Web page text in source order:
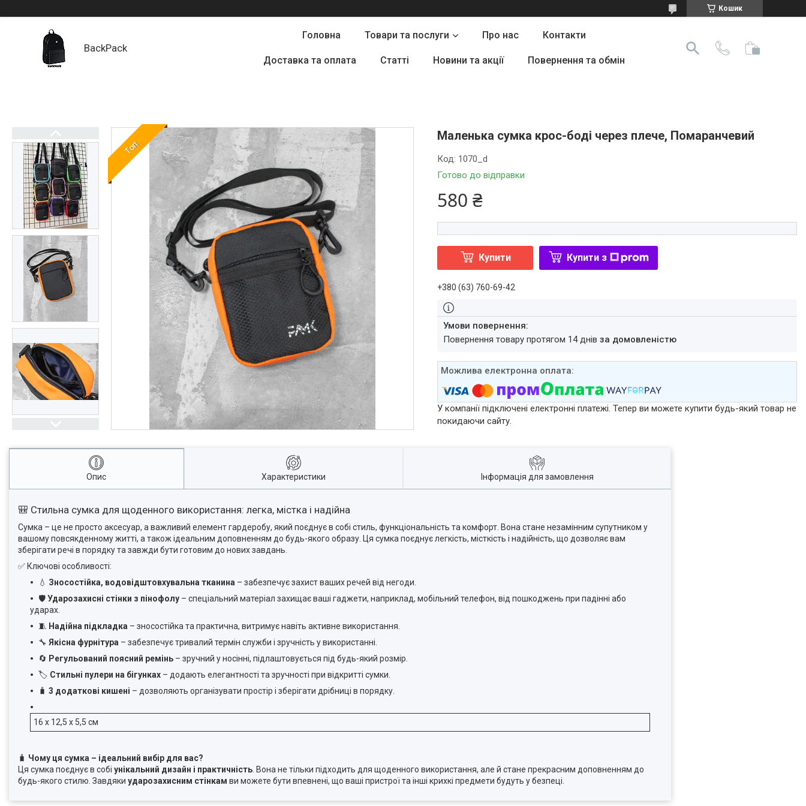
Кошик
BackPack
Головна Товари та послуги Про нас Контакти
Доставка та оплата Статті Новини та акції Повернення та обмін
Топ
Маленька сумка крос-боді через плече, Помаранчевий
Готово до відправки
Код: 1070_d
580 ₴
Купити Купити з
+380 (63) 760-69-42
повернення товару протягом 14 днівза домовленістю
У компанії підключені електронні платежі. Тепер ви можете купити будь-який товар не
покидаючи сайту.
Опис Характеристики Інформація для замовлення
🎒 Стильна сумка для щоденного використання: легка, містка і надійна
Сумка – це не просто аксесуар, а важливий елемент гардеробу, який поєднує в собі стиль, функціональність та комфорт. Вона стане незамінним супутником у
вашому повсякденному житті, а також ідеальним доповненням до будь-якого образу. Ця сумка поєднує легкість, місткість і надійність, що дозволяє вам
зберігати речі в порядку та завжди бути готовим до нових завдань.
✅ Ключові особливості:
💧 Зносостійка, водовідштовхувальна тканина – забезпечує захист ваших речей від негоди.
🛡️Ударозахисні стінки з пінофолу – спеціальний матеріал захищає ваші гаджети, наприклад, мобільний телефон, від пошкоджень при падінні або
ударах.
🧵 Надійна підкладка – зносостійка та практична, витримує навіть активне використання.
🔧 Якісна фурнітура – забезпечує тривалий термін служби і зручність у використанні.
🔄 Регульований поясний ремінь – зручний у носінні, підлаштовується під будь-який розмір.
🏷️ Стильні пулери на бігунках – додають елегантності та зручності при відкритті сумки.
🧳 3 додаткові кишені – дозволяють організувати простір і зберігати дрібниці в порядку.
16 х 12,5 х 5,5 см
🧳 Чому ця сумка – ідеальний вибір для вас?
Ця сумка поєднує в собі унікальний дизайн і практичність . Вона не тільки підходить для щоденного використання, але й стане прекрасним доповненням до
будь-якого стилю. Завдяки ударозахисним стінкам ви можете бути впевнені, що ваші пристрої та інші крихкі предмети будуть у безпеці.